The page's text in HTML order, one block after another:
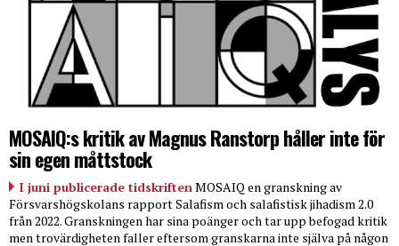
MOSAIQ:s kritik av Magnus Ranstorp håller inte för
sin egen måttstock
I juni publicerade tidskriftenMOSAIQ en granskning av
Försvarshögskolans rapport Salafism och salafistisk jihadism 2.0
från 2022. Granskningen har sina poänger och tar upp befogad kritik
men trovärdigheten faller eftersom granskarna inte själva på någon